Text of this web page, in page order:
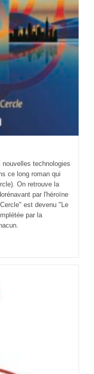
technologies
ce long roman qui
On retrouve la
par l'héroïne
est devenu "Le
par la